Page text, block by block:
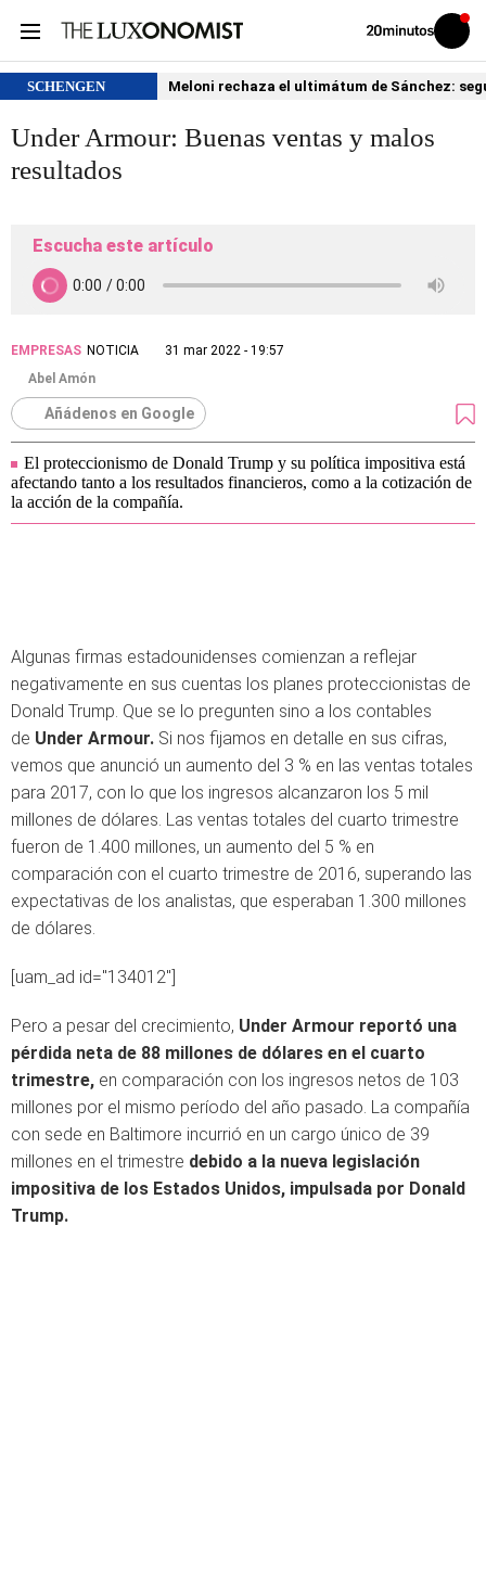
Volver
Iniciar
sesión
SCHENGEN Meloni rechaza el ultimátum de Sánchez:
Under Armour: Buenas ventas y malos
resultados
Escucha este artículo
EMPRESAS NOTICIA
31 mar 2022 - 19:57
Abel Amón
Añádenos en Google
El proteccionismo de Donald Trump y su política impositiva está
afectando tanto a los resultados financieros, como a la cotización de
la acción de la compañía.
Algunas firmas estadounidenses comienzan a reflejar
negativamente en sus cuentas los planes proteccionistas de
Donald Trump. Que se lo pregunten sino a los contables
de Under Armour. Si nos fijamos en detalle en sus cifras,
vemos que anunció un aumento del 3 % en las ventas totales
para 2017, con lo que los ingresos alcanzaron los 5 mil
millones de dólares. Las ventas totales del cuarto trimestre
fueron de 1.400 millones, un aumento del 5 % en
comparación con el cuarto trimestre de 2016, superando las
expectativas de los analistas, que esperaban 1.300 millones
de dólares.
[uam_ad id="134012"]
Pero a pesar del crecimiento, Under Armour reportó una
pérdida neta de 88 millones de dólares en el cuarto
trimestre, en comparación con los ingresos netos de 103
millones por el mismo período del año pasado. La compañía
con sede en Baltimore incurrió en un cargo único de 39
millones en el trimestre debido a la nueva legislación
impositiva de los Estados Unidos, impulsada por Donald
Trump.